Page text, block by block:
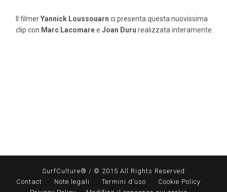
Il filmerYannick Loussouarn ci presenta questa nuovissima
clip con Marc Lacomaree Joan Duru realizzata interamente..
SurfCulture® / © 2015 All Rights Reserved
Contact
Note legali Termini d’uso
Cookie Policy